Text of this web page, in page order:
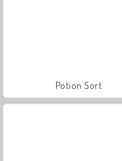
Potion Sort